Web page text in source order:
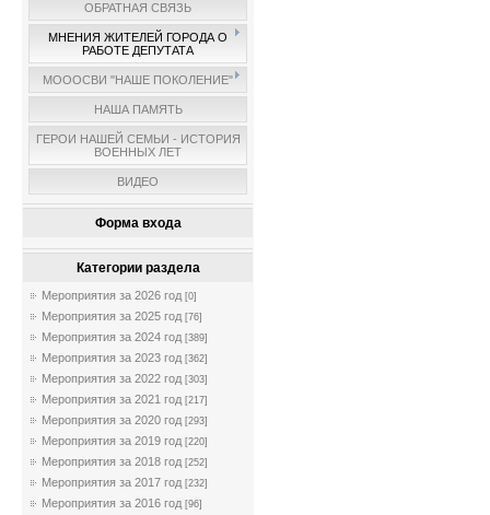
ОБРАТНАЯ СВЯЗЬ
МНЕНИЯ ЖИТЕЛЕЙ ГОРОДА О
РАБОТЕ ДЕПУТАТА
МОООСВИ "НАШЕ ПОКОЛЕНИЕ"
НАША ПАМЯТЬ
ГЕРОИ НАШЕЙ СЕМЬИ - ИСТОРИЯ
ВОЕННЫХ ЛЕТ
ВИДЕО
Форма входа
Категории раздела
Мероприятия за 2026 год [0]
Мероприятия за 2025 год [76]
Мероприятия за 2024 год [389]
Мероприятия за 2023 год [362]
Мероприятия за 2022 год [303]
Мероприятия за 2021 год [217]
Мероприятия за 2020 год [293]
Мероприятия за 2019 год [220]
Мероприятия за 2018 год [252]
Мероприятия за 2017 год [232]
Мероприятия за 2016 год [96]